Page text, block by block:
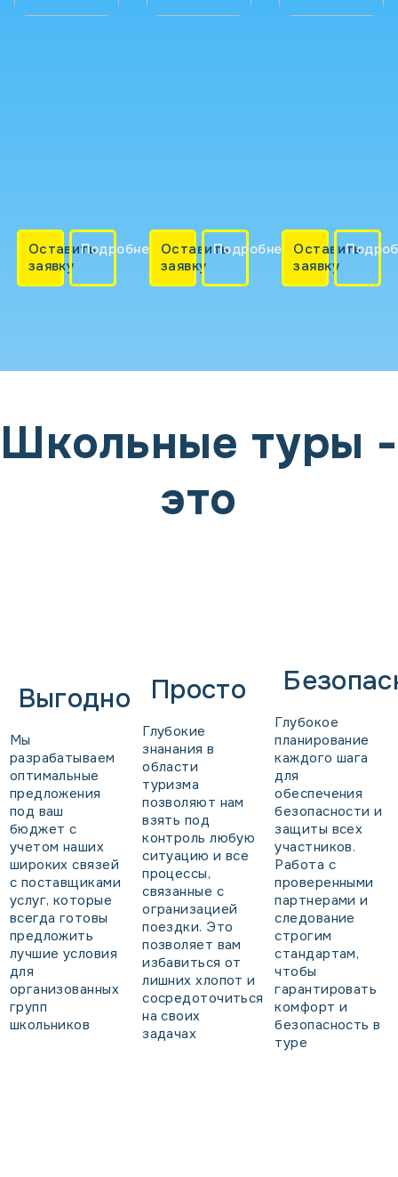
Оставить
заявку
Подробнее
Оставить
заявку
Подробнее
Оставить
заявку
Школьные туры -
это
Выгодно
Мы
разрабатываем
оптимальные
предложения
под ваш
бюджет с
учетом наших
широких связей
с поставщиками
услуг, которые
всегда готовы
предложить
лучшие условия
для
организованных
групп
школьников
Просто
Глубокие
знанания в
области
туризма
позволяют нам
взять под
контроль любую
ситуацию и все
процессы,
связанные с
огранизацией
поездки. Это
позволяет вам
избавиться от
лишних хлопот и
сосредоточиться
на своих
задачах
Глубокое
планирование
каждого шага
для
обеспечения
безопасности и
защиты всех
участников.
Работа с
проверенными
партнерами и
следование
строгим
стандартам,
чтобы
гарантировать
комфорт и
безопасность в
туре